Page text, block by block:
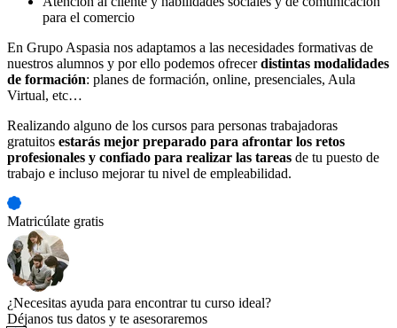
para el comercio
En Grupo Aspasia nos adaptamos a las necesidades formativas de
nuestros alumnos y por ello podemos ofrecerdistintas modalidades
de formación: planes de formación, online, presenciales, Aula
Virtual, etc…
Realizando alguno de los cursos para personas trabajadoras
gratuitos estarás mejor preparado para afrontar los retos
profesionales y confiado para realizar las tareas de tu puesto de
trabajo e incluso mejorar tu nivel de empleabilidad.
Matricúlate gratis
¿Necesitas ayuda para encontrar tu curso ideal?
Déjanos tus datos y te asesoraremos